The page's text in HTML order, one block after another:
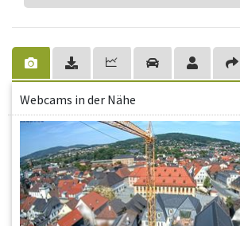
Webcams in der Nähe